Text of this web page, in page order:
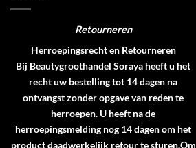
Retourneren
Herroepingsrecht en Retourneren
Bij Beautygroothandel Soraya heeft u het
recht uw bestelling tot 14 dagen na
ontvangst zonder opgave van reden te
herroepen. U heeft na de
herroepingsmelding nog 14 dagen om het
product daadwerkelijk retour te sturen.Om